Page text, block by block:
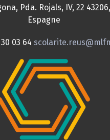
Pda. Rojals, IV, 22
Espagne
03 64